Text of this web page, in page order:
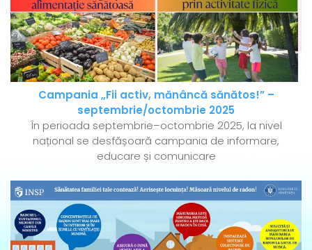
Campania „Fii activ, mănâncă sănătos!” –
septembrie/octombrie 2025
În perioada septembrie–octombrie 2025, la nivel
național se desfășoară campania de informare,
educare și comunicare